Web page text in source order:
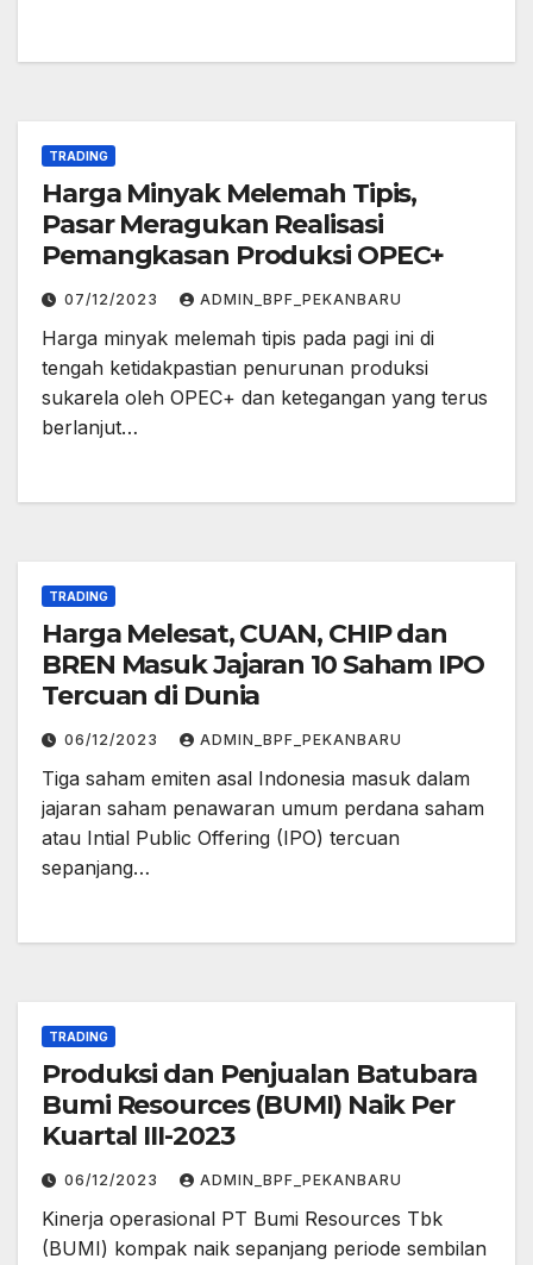
TRADING
Harga Minyak Melemah Tipis,
Pasar Meragukan Realisasi
Pemangkasan Produksi OPEC+
07/12/2023 ADMIN_BPF_PEKANBARU
Harga minyak melemah tipis pada pagi ini di
tengah ketidakpastian penurunan produksi
sukarela oleh OPEC+ dan ketegangan yang terus
berlanjut…
TRADING
Harga Melesat, CUAN, CHIP dan
BREN Masuk Jajaran 10 Saham IPO
Tercuan di Dunia
06/12/2023 ADMIN_BPF_PEKANBARU
Tiga saham emiten asal Indonesia masuk dalam
jajaran saham penawaran umum perdana saham
atau Intial Public Offering (IPO) tercuan
sepanjang…
TRADING
Produksi dan Penjualan Batubara
Bumi Resources (BUMI) Naik Per
Kuartal III-2023
06/12/2023 ADMIN_BPF_PEKANBARU
Kinerja operasional PT Bumi Resources Tbk
(BUMI) kompak naik sepanjang periode sembilan